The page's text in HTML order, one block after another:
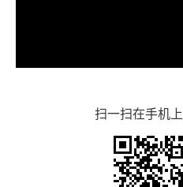
扫一扫在手机